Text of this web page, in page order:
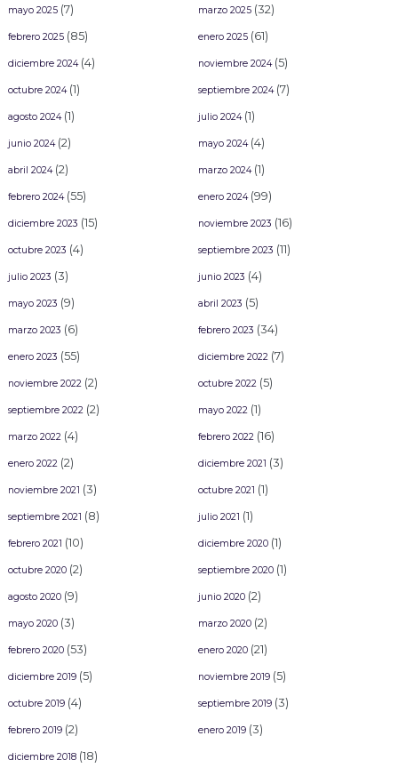
mayo 2025(7) marzo 2025(32)
febrero 2025(85) enero 2025(61)
diciembre 2024(4) noviembre 2024(5)
octubre 2024(1) septiembre 2024(7)
agosto 2024(1) julio 2024(1)
junio 2024(2) mayo 2024(4)
abril 2024(2) marzo 2024(1)
febrero 2024(55) enero 2024(99)
diciembre 2023 (15) noviembre 2023 (16)
octubre 2023 (4) septiembre 2023 (11)
julio 2023 (3) junio 2023 (4)
mayo 2023 (9) abril 2023 (5)
marzo 2023 (6) febrero 2023 (34)
enero 2023 (55) diciembre 2022 (7)
noviembre 2022 (2) octubre 2022 (5)
septiembre 2022 (2) mayo 2022 (1)
marzo 2022 (4) febrero 2022 (16)
enero 2022 (2) diciembre 2021 (3)
noviembre 2021 (3) octubre 2021 (1)
septiembre 2021 (8) julio 2021 (1)
febrero 2021 (10) diciembre 2020(1)
octubre 2020(2) septiembre 2020(1)
agosto 2020(9) junio 2020(2)
mayo 2020(3) marzo 2020(2)
febrero 2020(53) enero 2020(21)
diciembre 2019(5) noviembre 2019(5)
octubre 2019(4) septiembre 2019(3)
febrero 2019(2) enero 2019(3)
diciembre 2018(18)